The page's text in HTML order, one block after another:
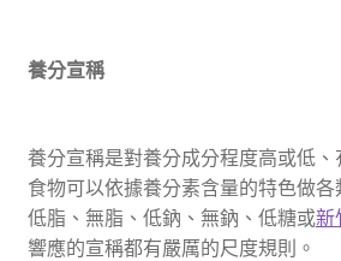
養分宣稱
養分宣稱是對養分成分程度高或低
食物可以依據養分素含量的特色做各
低脂、無脂、低鈉、無鈉、低糖或新
響應的宣稱都有嚴厲的尺度規則。